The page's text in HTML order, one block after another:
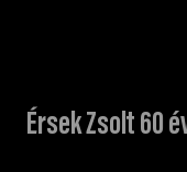
Érsek Zsolt 60